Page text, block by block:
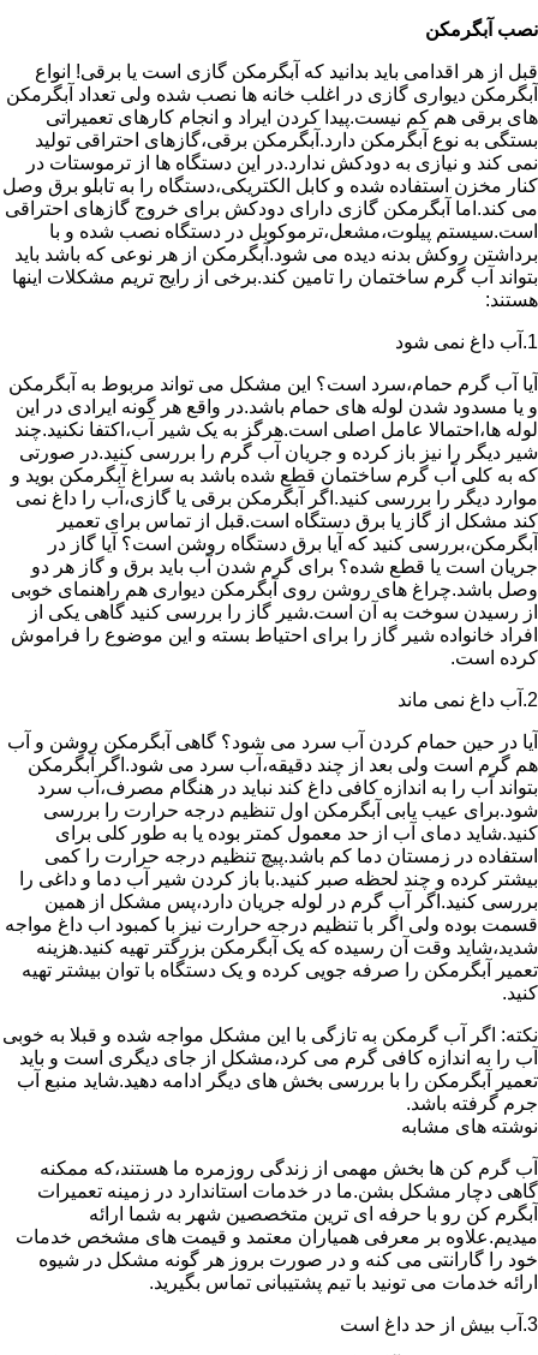
نصب آبگرمکن
قبل از هر اقدامی باید بدانید که آبگرمکن گازی است یا برقی! انواع
آبگرمکن دیواری گازی در اغلب خانه ها نصب شده ولی تعداد آبگرمکن
های برقی هم کم نیست.پیدا کردن ایراد و انجام کارهای تعمیراتی
بستگی به نوع آبگرمکن دارد.آبگرمکن برقی،گازهای احتراقی تولید
نمی کند و نیازی به دودکش ندارد.در این دستگاه ها از ترموستات در
کنار مخزن استفاده شده و کابل الکتریکی،دستگاه را به تابلو برق وصل
می کند.اما آبگرمکن گازی دارای دودکش برای خروج گازهای احتراقی
است.سیستم پیلوت،مشعل،ترموکوبل در دستگاه نصب شده و با
برداشتن روکش بدنه دیده می شود.آبگرمکن از هر نوعی که باشد باید
بتواند آب گرم ساختمان را تامین کند.برخی از رایج تریم مشکلات اینها
هستند:
1.آب داغ نمی شود
آیا آب گرم حمام،سرد است؟ این مشکل می تواند مربوط به آبگرمکن
و یا مسدود شدن لوله های حمام باشد.در واقع هر گونه ایرادی در این
لوله ها،احتمالا عامل اصلی است.هرگز به یک شیر آب،اکتفا نکنید.چند
شیر دیگر را نیز باز کرده و جریان آب گرم را بررسی کنید.در صورتی
که به کلی آب گرم ساختمان قطع شده باشد به سراغ آبگرمکن بوید و
موارد دیگر را بررسی کنید.اگر آبگرمکن برقی یا گازی،آب را داغ نمی
کند مشکل از گاز یا برق دستگاه است.قبل از تماس برای تعمیر
آبگرمکن،بررسی کنید که آیا برق دستگاه روشن است؟ آیا گاز در
جریان است یا قطع شده؟ برای گرم شدن آب باید برق و گاز هر دو
وصل باشد.چراغ های روشن روی آبگرمکن دیواری هم راهنمای خوبی
از رسیدن سوخت به آن است.شیر گاز را بررسی کنید گاهی یکی از
افراد خانواده شیر گاز را برای احتیاط بسته و این موضوع را فراموش
کرده است.
2.آب داغ نمی ماند
آیا در حین حمام کردن آب سرد می شود؟ گاهی آبگرمکن روشن و آب
هم گرم است ولی بعد از چند دقیقه،آب سرد می شود.اگر آبگرمکن
بتواند آب را به اندازه کافی داغ کند نباید در هنگام مصرف،آب سرد
شود.برای عیب یابی آبگرمکن اول تنظیم درجه حرارت را بررسی
کنید.شاید دمای آب از حد معمول کمتر بوده یا به طور کلی برای
استفاده در زمستان دما کم باشد.پیچ تنظیم درجه حرارت را کمی
بیشتر کرده و چند لحظه صبر کنید.با باز کردن شیر آب دما و داغی را
بررسی کنید.اگر آب گرم در لوله جریان دارد،پس مشکل از همین
قسمت بوده ولی اگر با تنظیم درجه حرارت نیز با کمبود اب داغ مواجه
شدید،شاید وقت آن رسیده که یک آبگرمکن بزرگتر تهیه کنید.هزینه
تعمیر آبگرمکن را صرفه جویی کرده و یک دستگاه با توان بیشتر تهیه
کنید.
نکته: اگر آب گرمکن به تازگی با این مشکل مواجه شده و قبلا به خوبی
آب را به اندازه کافی گرم می کرد،مشکل از جای دیگری است و باید
تعمیر آبگرمکن را با بررسی بخش های دیگر ادامه دهید.شاید منبع آب
جرم گرفته باشد.
نوشته های مشابه
آب گرم کن ها بخش مهمی از زندگی روزمره ما هستند،که ممکنه
گاهی دچار مشکل بشن.ما در خدمات استاندارد در زمینه تعمیرات
آبگرم کن رو با حرفه ای ترین متخصصین شهر به شما ارائه
میدیم.علاوه بر معرفی همیاران معتمد و قیمت های مشخص خدمات
خود را گارانتی می کنه و در صورت بروز هر گونه مشکل در شیوه
ارائه خدمات می تونید با تیم پشتیبانی تماس بگیرید.
3.آب بیش از حد داغ است